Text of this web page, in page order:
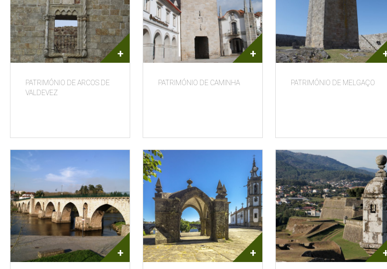
PATRIMÓNIO DE ARCOS DE
VALDEVEZ
+
PATRIMÓNIO DE CAMINHA
+
PATRIMÓNIO DE MELGAÇO
+ +